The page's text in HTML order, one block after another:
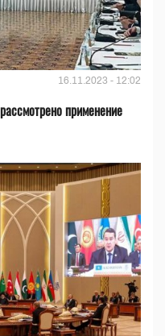
16.11.2023 - 12:02
применение